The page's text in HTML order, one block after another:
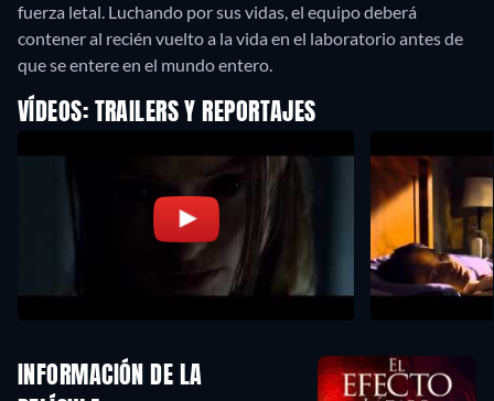
fuerza letal. Luchando por sus vidas, el equipo deberá
contener al recién vuelto a la vida en el laboratorio antes de
que se entere en el mundo entero.
VÍDEOS: TRAILERS Y REPORTAJES
INFORMACIÓN DE LA